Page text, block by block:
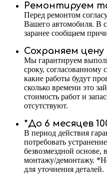
Ремонтируем
Перед ремонтом
Вашего автомобиля. В
заранее сообщаем
Сохраняем
Мы гарантируем
сроку, согласованному
какие работы будут
сколько времени это
стоимость работ и
отсутствуют.
*До 6 месяцев
В период действия
потребовать
безвозмездной
монтажу/демонтажу.
для уточнения деталей.